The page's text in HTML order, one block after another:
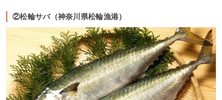
②松輪サバ（神奈川県松輪漁港）